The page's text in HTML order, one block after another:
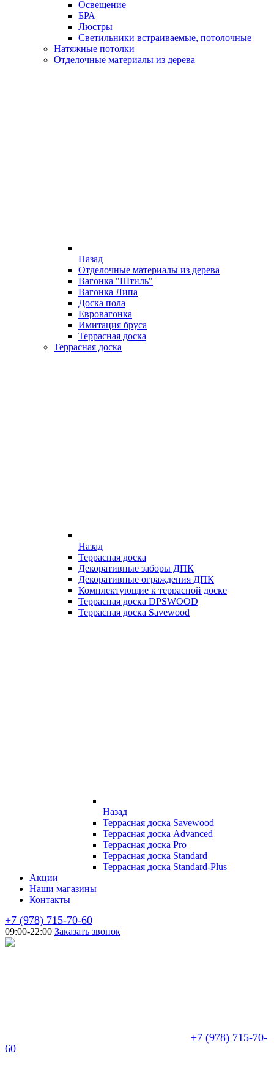
Освещение
БРА
Люстры
Светильники встраиваемые, потолочные
Натяжные потолки
Отделочные материалы из дерева
Назад
Отделочные материалы из дерева
Вагонка "Штиль"
Вагонка Липа
Доска пола
Евровагонка
Имитация бруса
Террасная доска
Террасная доска
Назад
Террасная доска
Декоративные заборы ДПК
Декоративные ограждения ДПК
Комплектующие к террасной доске
Террасная доска DPSWOOD
Террасная доска Savewood
Назад
Террасная доска Savewood
Террасная доска Advanced
Террасная доска Pro
Террасная доска Standard
Террасная доска Standard-Plus
Акции
Наши магазины
Контакты
+7 (978) 715-70-60
09:00-22:00 Заказать звонок
+7 (978) 715-70-
60